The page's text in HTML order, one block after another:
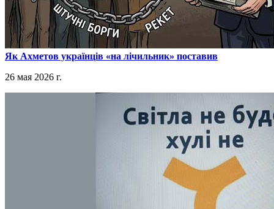
​Як Ахметов українців «на лічильник» поставив
26 мая 2026 г.